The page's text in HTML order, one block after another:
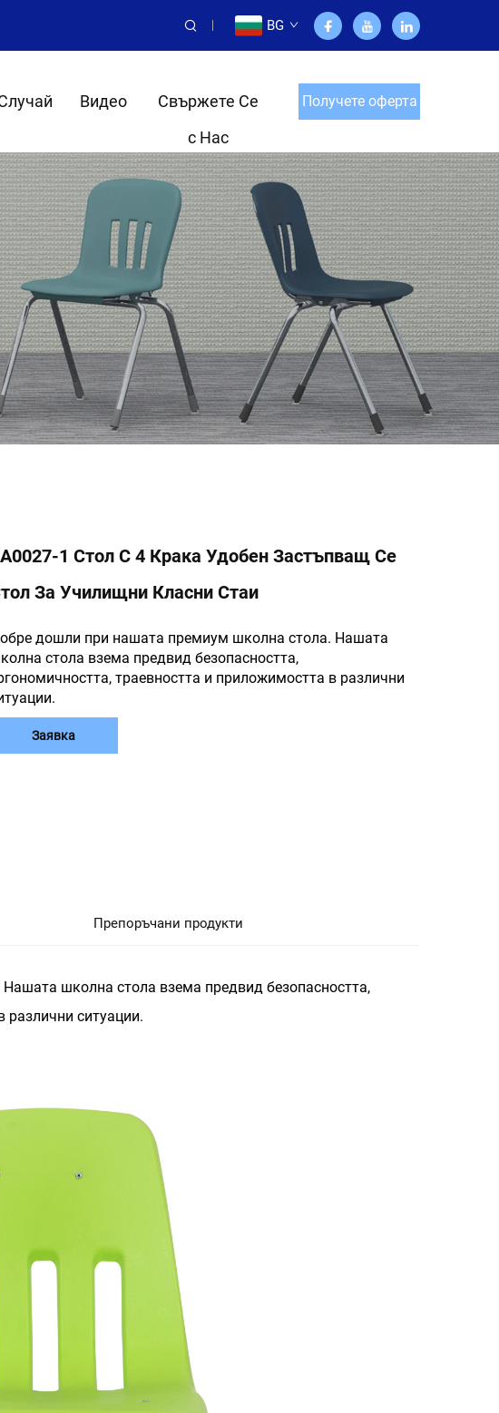
BG
Видео
Свържете Се
с Нас
Получете оферта
1 Стол С 4 Крака Удобен Застъпващ Се
За Училищни Класни Стаи
дошли при нашата премиум школна стола. Нашата
стола взема предвид безопасността,
траевността и приложимостта в различни
Заявка
Препоръчани продукти
школна стола взема предвид безопасността,
различни ситуации.